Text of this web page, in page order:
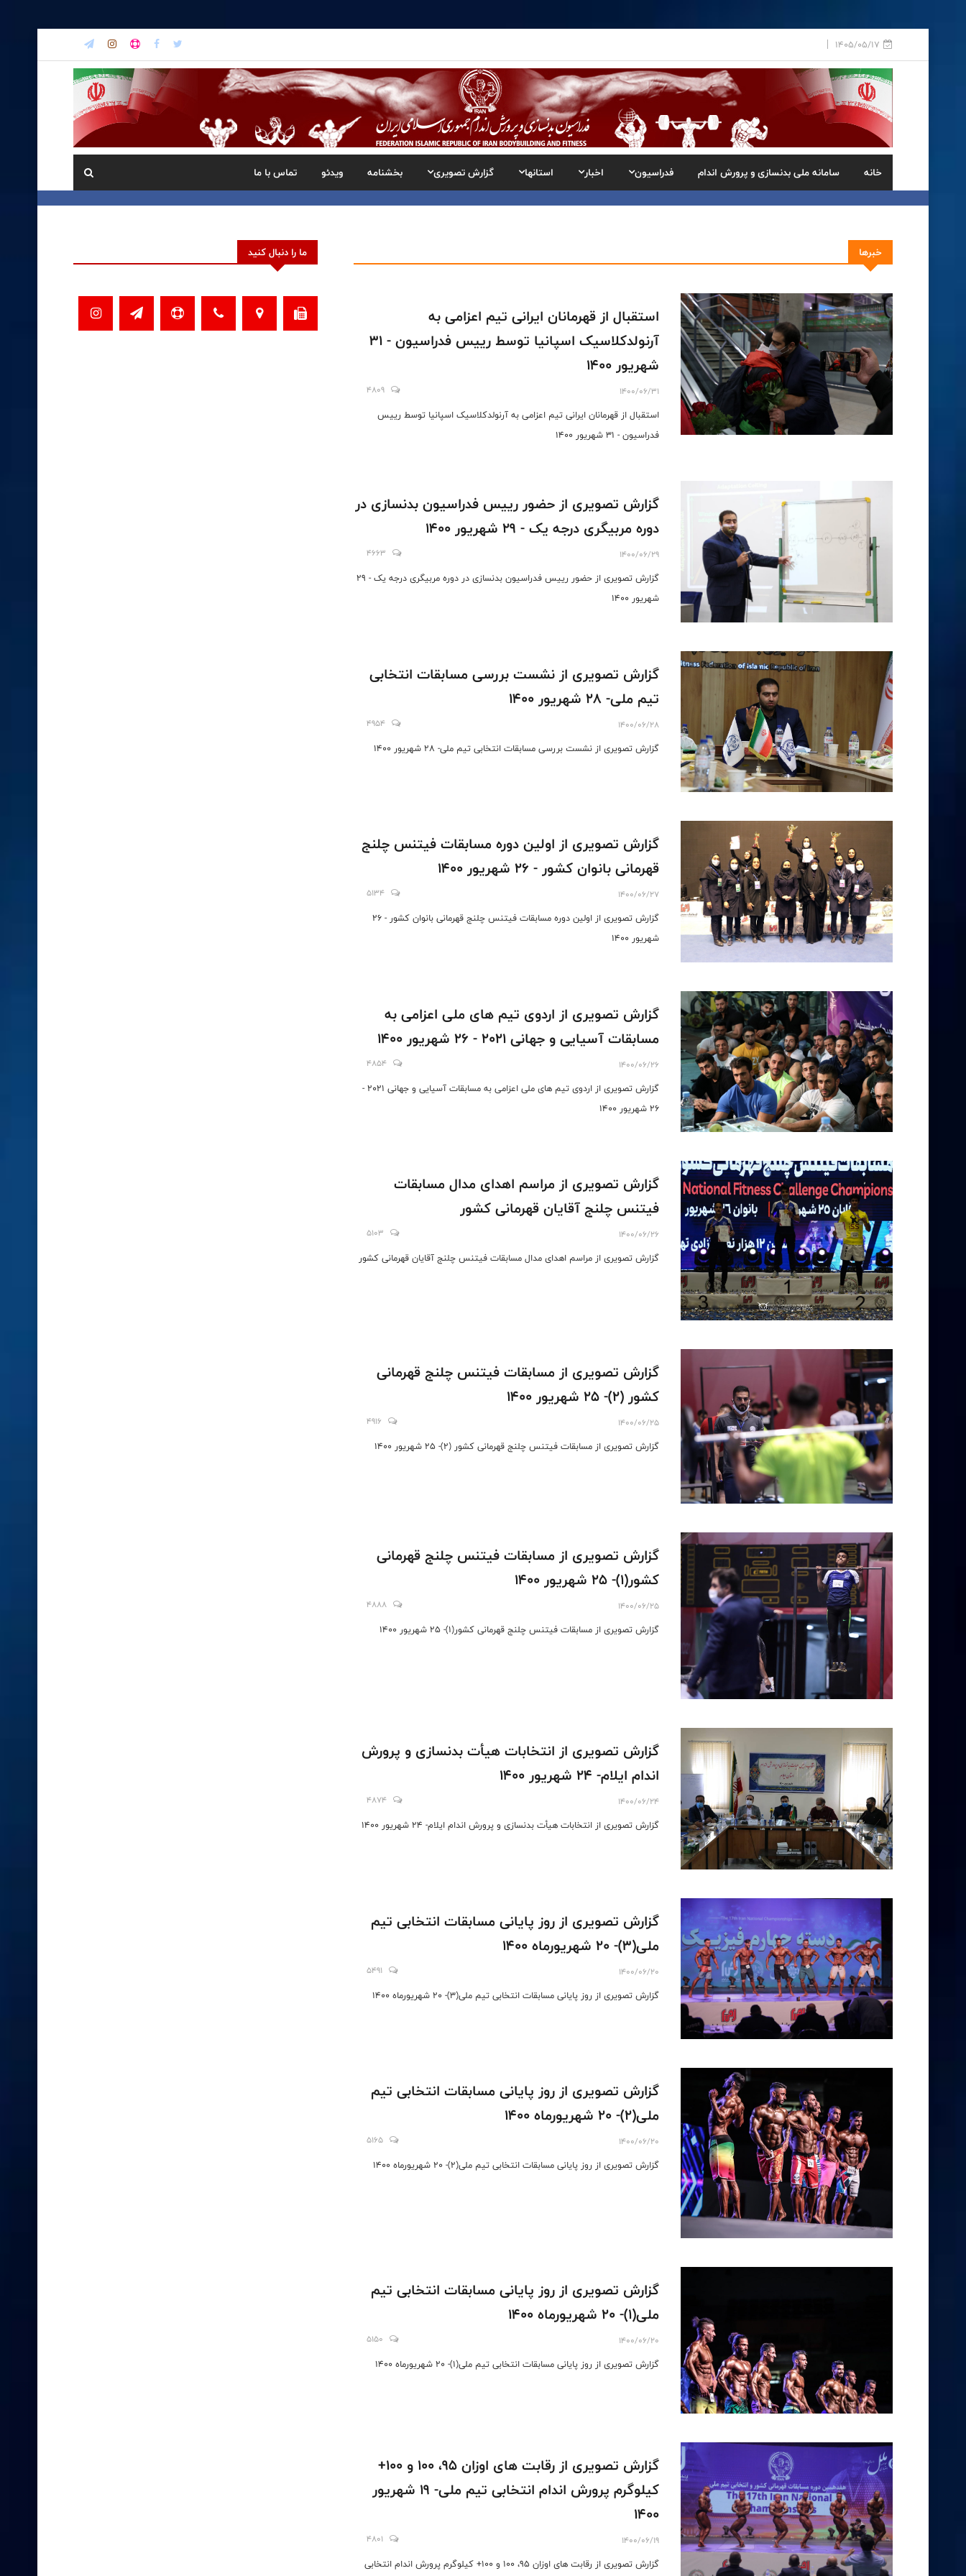
1405/05/17
خانه سامانه ملی بدنسازی و پرورش اندام فدراسیون اخبار استانها گزارش تصویری بخشنامه ویدئو تماس با ما
خبرها
استقبال از قهرمانان ایرانی تیم اعزامی به
آرنولدکلاسیک اسپانیا توسط رییس فدراسیون - 31
شهریور 1400
1400/06/31
4809
استقبال از قهرمانان ایرانی تیم اعزامی به آرنولدکلاسیک اسپانیا توسط رییس
فدراسیون - 31 شهریور 1400
گزارش تصویری از حضور رییس فدراسیون بدنسازی در
دوره مربیگری درجه یک - 29 شهریور 1400
1400/06/29
4663
گزارش تصویری از حضور رییس فدراسیون بدنسازی در دوره مربیگری درجه یک - 29
شهریور 1400
گزارش تصویری از نشست بررسی مسابقات انتخابی
تیم ملی- 28 شهریور 1400
1400/06/28
4954
گزارش تصویری از نشست بررسی مسابقات انتخابی تیم ملی- 28 شهریور 1400
گزارش تصویری از اولین دوره مسابقات فیتنس چلنج
قهرمانی بانوان کشور - 26 شهریور 1400
1400/06/27
5134
گزارش تصویری از اولین دوره مسابقات فیتنس چلنج قهرمانی بانوان کشور - 26
شهریور 1400
گزارش تصویری از اردوی تیم های ملی اعزامی به
مسابقات آسیایی و جهانی 2021 - 26 شهریور 1400
1400/06/26
4854
گزارش تصویری از اردوی تیم های ملی اعزامی به مسابقات آسیایی و جهانی 2021 -
26 شهریور 1400
گزارش تصویری از مراسم اهدای مدال مسابقات
فیتنس چلنج آقایان قهرمانی کشور
1400/06/26
5103
گزارش تصویری از مراسم اهدای مدال مسابقات فیتنس چلنج آقایان قهرمانی کشور
گزارش تصویری از مسابقات فیتنس چلنج قهرمانی
کشور (2)- 25 شهریور 1400
1400/06/25
4916
گزارش تصویری از مسابقات فیتنس چلنج قهرمانی کشور (2)- 25 شهریور 1400
گزارش تصویری از مسابقات فیتنس چلنج قهرمانی
کشور(1)- 25 شهریور 1400
1400/06/25
4888
گزارش تصویری از مسابقات فیتنس چلنج قهرمانی کشور(1)- 25 شهریور 1400
گزارش تصویری از انتخابات هیأت بدنسازی و پرورش
اندام ایلام- 24 شهریور 1400
1400/06/24
4874
گزارش تصویری از انتخابات هیأت بدنسازی و پرورش اندام ایلام- 24 شهریور 1400
گزارش تصویری از روز پایانی مسابقات انتخابی تیم
ملی(3)- 20 شهریورماه 1400
1400/06/20
5491
گزارش تصویری از روز پایانی مسابقات انتخابی تیم ملی(3)- 20 شهریورماه 1400
گزارش تصویری از روز پایانی مسابقات انتخابی تیم
ملی(2)- 20 شهریورماه 1400
1400/06/20
5165
گزارش تصویری از روز پایانی مسابقات انتخابی تیم ملی(2)- 20 شهریورماه 1400
گزارش تصویری از روز پایانی مسابقات انتخابی تیم
ملی(1)- 20 شهریورماه 1400
1400/06/20
5150
گزارش تصویری از روز پایانی مسابقات انتخابی تیم ملی(1)- 20 شهریورماه 1400
گزارش تصویری از رقابت های اوزان 95، 100 و 100+
کیلوگرم پرورش اندام انتخابی تیم ملی- 19 شهریور
1400
1400/06/19
4801
گزارش تصویری از رقابت های اوزان 95، 100 و 100+ کیلوگرم پرورش اندام انتخابی
ما را دنبال کنید